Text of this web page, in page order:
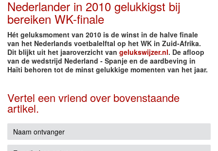
Nederlander in 2010 gelukkigst bij
bereiken WK-finale
Hét geluksmoment van 2010 is de winst in de halve finale
van het Nederlands voetbalelftal op het WK in Zuid-Afrika.
Dit blijkt uit het jaaroverzicht van gelukswijzer.nl. De afloop
van de wedstrijd Nederland - Spanje en de aardbeving in
Haïti behoren tot de minst gelukkige momenten van het jaar.
Vertel een vriend over bovenstaande
artikel.